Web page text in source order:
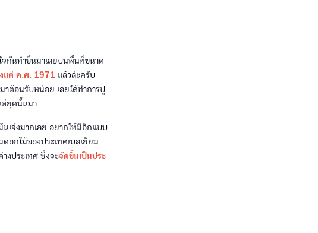
จกันทำขึ้นมาเลยบนพื้นที่ขนาด
แต่ ค.ศ. 1971 แล้วล่ะครับ
าต้อนรับหน่อย เลยได้ทำการปู
ต่ยุคนั้นมา
เจ๋งมากเลย อยากให้มีอีกแบบ
อกไม้ของประเทศเบลเยียม
งประเทศ ซึ่งจะจัดขึ้นเป็นประ